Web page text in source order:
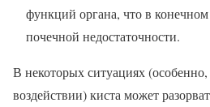
функций органа, что в
почечной недостаточности.
В некоторых ситуациях
воздействии) киста может